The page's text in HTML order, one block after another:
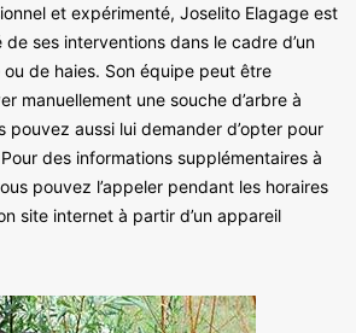
et expérimenté, Joselito Elagage est
ses interventions dans le cadre d’un
ou de haies. Son équipe peut être
manuellement une souche d’arbre à
pouvez aussi lui demander d’opter pour
des informations supplémentaires à
pouvez l’appeler pendant les horaires
site internet à partir d’un appareil